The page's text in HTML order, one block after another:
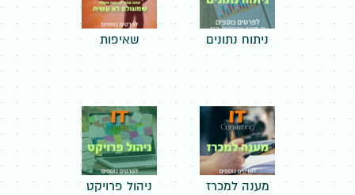
ניתוח נתונים שאיפות
מענה למכרז ניהול פרויקט